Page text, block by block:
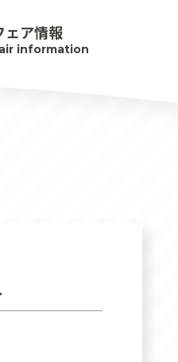
ェア情報
information